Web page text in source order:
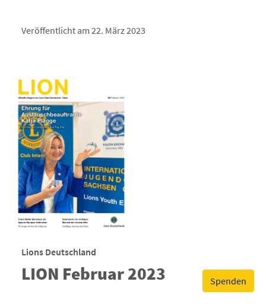
Spenden
Veröffentlicht am 22. März 2023
Lions Deutschland
LION Februar 2023